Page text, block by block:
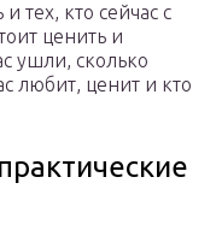
тех, кто сейчас с
ценить и
ушли, сколько
любит, ценит и кто